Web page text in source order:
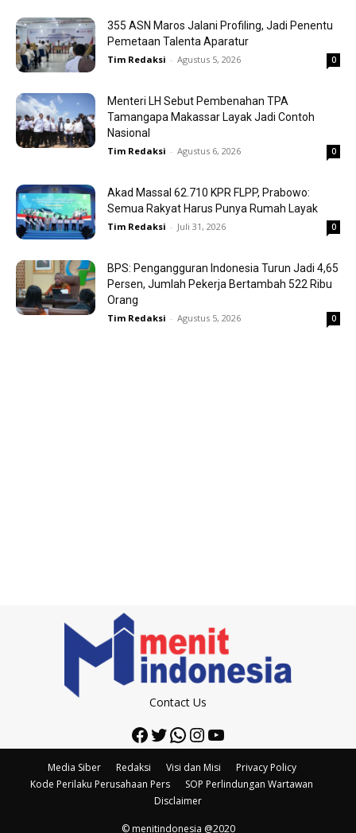
355 ASN Maros Jalani Profiling, Jadi Penentu
Pemetaan Talenta Aparatur
Tim Redaksi - Agustus 5, 2026 0
Menteri LH Sebut Pembenahan TPA
Tamangapa Makassar Layak Jadi Contoh
Nasional
Tim Redaksi - Agustus 6, 2026 0
Akad Massal 62.710 KPR FLPP, Prabowo:
Semua Rakyat Harus Punya Rumah Layak
Tim Redaksi - Juli 31, 2026 0
BPS: Pengangguran Indonesia Turun Jadi 4,65
Persen, Jumlah Pekerja Bertambah 522 Ribu
Orang
Tim Redaksi - Agustus 5, 2026 0
Contact Us
Facebook
Twitter
WhatsApp
Instagram
YouTube
Media Siber Redaksi Visi dan Misi
Privacy Policy
Kode Perilaku Perusahaan Pers
SOP Perlindungan Wartawan
Disclaimer
© menitindonesia @2020